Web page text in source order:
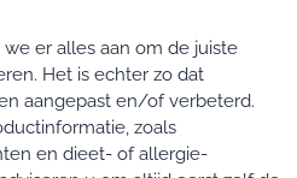
er alles aan om de juiste
Het is echter zo dat
aangepast en/of verbeterd.
zoals
en dieet- of allergie-